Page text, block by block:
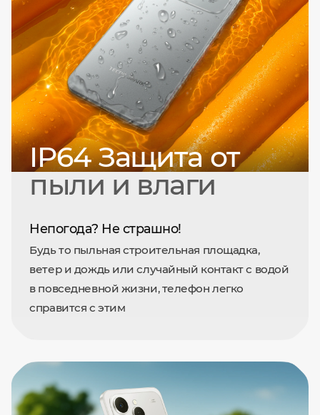
IP64 Защита от
пыли и влаги
Непогода? Не страшно!
Будь то пыльная строительная площадка,
ветер и дождь или случайный контакт с водой
в повседневной жизни, телефон легко
справится с этим